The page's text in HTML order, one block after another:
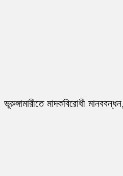
ভূরুঙ্গামারীতে মাদকবিরোধী